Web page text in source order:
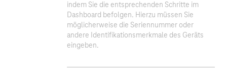
indem Sie die entsprechenden Schritte im
Dashboard befolgen. Hierzu müssen Sie
möglicherweise die Seriennummer oder
andere Identifikationsmerkmale des Geräts
eingeben.